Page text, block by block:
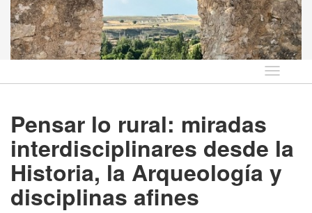
Idioma
Pensar lo rural: miradas
interdisciplinares desde la
Historia, la Arqueología y
disciplinas afines